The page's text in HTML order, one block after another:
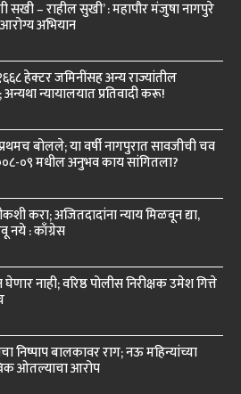
सखी – राहील सुखी’ : महापौर मंजुषा नागपुरे
अभियान
हेक्टर जमिनींसह अन्य राज्यांतील
न्यायालयात प्रतिवादी करू!
बोलले; या वर्षी नागपुरात सावजीची चव
०९ मधील अनुभव काय सांगितला?
करा; अजितदादांना न्याय मिळवून द्या,
नये : काँग्रेस
नाही; वरिष्ठ पोलीस निरीक्षक उमेश गित्ते
निष्पाप बालकावर राग; नऊ महिन्यांच्या
ओतल्याचा आरोप